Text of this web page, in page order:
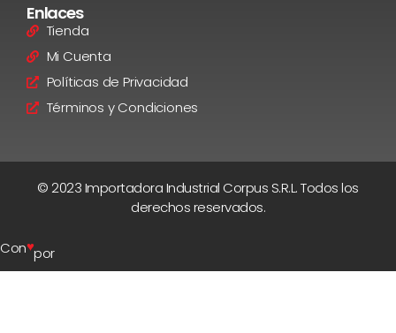
Enlaces
Tienda
Mi Cuenta
Políticas de Privacidad
Términos y Condiciones
© 2023 Importadora Industrial Corpus S.R.L. Todos los
derechos reservados.
Con♥por